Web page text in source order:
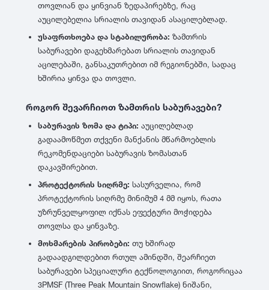
თოვლიან და ყინვიან ზედაპირებზე, რაც
აუცილებელია სრიალის თავიდან ასაცილებლად.
უსაფრთხოება და სტაბილურობა: ზამთრის
საბურავები დაგეხმარებათ სრიალის თავიდან
აცილებაში, განსაკუთრებით იმ რეგიონებში, სადაც
ხშირია ყინვა და თოვლი.
როგორ შევარჩიოთ ზამთრის საბურავები?
საბურავის ზომა და ტიპი: აუცილებლად
გადაამოწმეთ თქვენი მანქანის მწარმოებლის
რეკომენდაციები საბურავის ზომასთან
დაკავშირებით.
პროტექტორის სიღრმე: სასურველია, რომ
პროტექტორის სიღრმე მინიმუმ 4 მმ იყოს, რათა
უზრუნველყოფილ იქნას ეფექტური მოჭიდება
თოვლსა და ყინვაზე.
მოხმარების პირობები: თუ ხშირად
გადაადგილდებით რთულ ამინდში, შეარჩიეთ
საბურავები სპეციალური ტექნოლოგიით, როგორიცაა
3PMSF (Three Peak Mountain Snowflake) ნიშანი,